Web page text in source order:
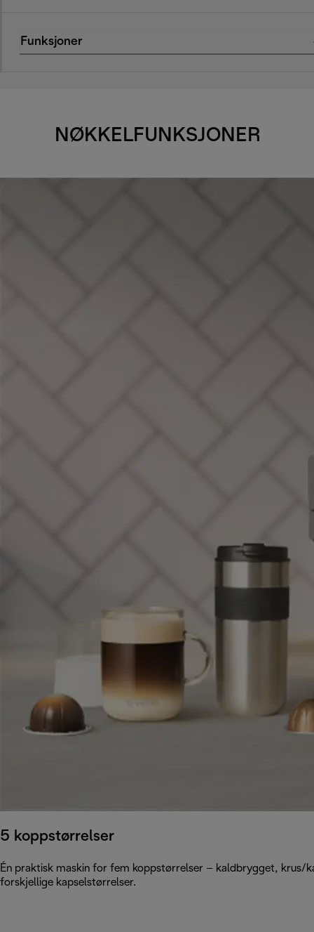
Funksjoner
NØKKELFUNKSJONER
5 koppstørrelser
Én praktisk maskin for fem koppstørrelser – kaldbrygget, krus/
forskjellige kapselstørrelser.